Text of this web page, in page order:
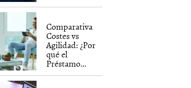
Comparativa
Costes vs
Agilidad: ¿Por
qué el
Préstamo...